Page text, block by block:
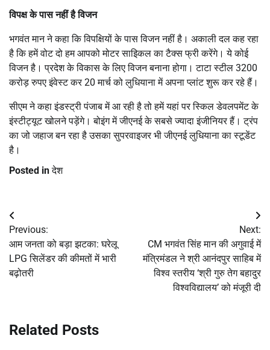
विपक्ष के पास नहीं है विजन
भगवंत मान ने कहा कि विपक्षियों के पास विजन नहीं है। अकाली दल कह रहा
है कि हमें वोट दो हम आपको मोटर साइिकल का टैक्स फ्री करेंगे। ये कोई
विजन है। प्रदेश के विकास के लिए विजन बनाना होगा। टाटा स्टील 3200
करोड़ रुपए इंवेस्ट कर 20 मार्च को लुधियाना में अपना प्लांट शुरू कर रहे हैं।
सीएम ने कहा इंडस्ट्री पंजाब में आ रही है तो हमें यहां पर स्किल डेवलपमेंट के
इंस्टीट्यूट खोलने पड़ेंगे। बोइंग में जीएनई के सबसे ज्यादा इंजीनियर हैं। ट्रंप
का जो जहाज बन रहा है उसका सुपरवाइजर भी जीएनई लुधियाना का स्टूडेंट
है।
Posted inदेश
Post
navigation
Previous:
आम जनता को बड़ा झटका: घरेलू
LPG सिलेंडर की कीमतों में भारी
बढ़ोतरी
Next:
CM भगवंत सिंह मान की अगुवाई में
मंत्रिमंडल ने श्री आनंदपुर साहिब में
विश्व स्तरीय ‘श्री गुरु तेग बहादुर
विश्वविद्यालय’ को मंजूरी दी
Related Posts